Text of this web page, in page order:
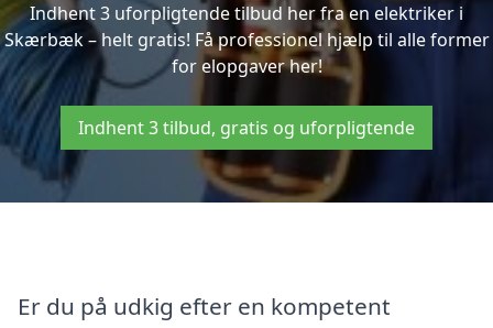
Indhent 3 uforpligtende tilbud her fra en elektriker i
Skærbæk – helt gratis! Få professionel hjælp til alle former
for elopgaver her!
Indhent 3 tilbud, gratis og uforpligtende
Er du på udkig efter en kompetent